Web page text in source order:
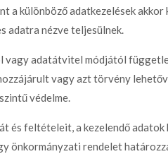
a különböző adatkezelések
adatra nézve teljesülnek.
vagy adatátvitel módjától
vagy azt törvény
védelme.
és feltételeit, a kezelendő
önkormányzati rendelet